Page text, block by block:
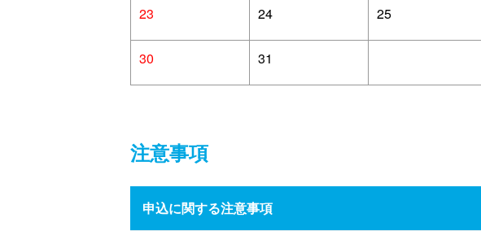
23 24 25
30 31
注意事項
申込に関する注意事項